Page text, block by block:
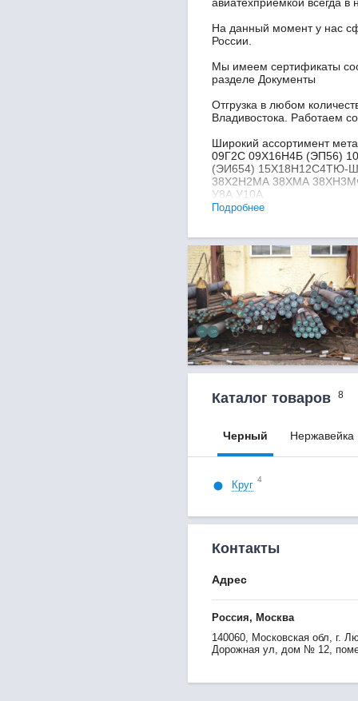
На данный момент у нас
России.
Мы имеем сертификаты
разделе Документы
Отгрузка в любом
Владивостока. Работаем
Широкий ассортимент
09Г2С 09Х16Н4Б (ЭП56)
(ЭИ654) 15Х18Н12С4ТЮ-
38Х2Н2МА 38ХМА
У8А У10А
Подробнее
Каталог товаров 8
Черный Нержавейка
Круг
4
Контакты
Адрес
Россия, Москва
140060, Московская обл, г.
Дорожная ул, дом № 12,